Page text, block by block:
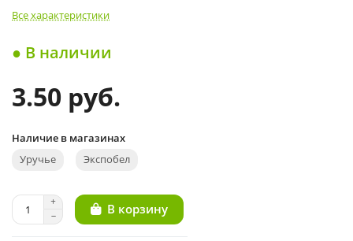
Все характеристики
● В наличии
3.50 руб.
Наличие в магазинах
Уручье Экспобел
В корзину